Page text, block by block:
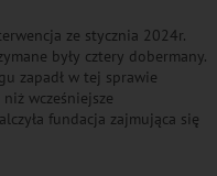
ze stycznia 2024r.
były cztery dobermany.
zapadł w tej sprawie
wcześniejsze
fundacja zajmująca się